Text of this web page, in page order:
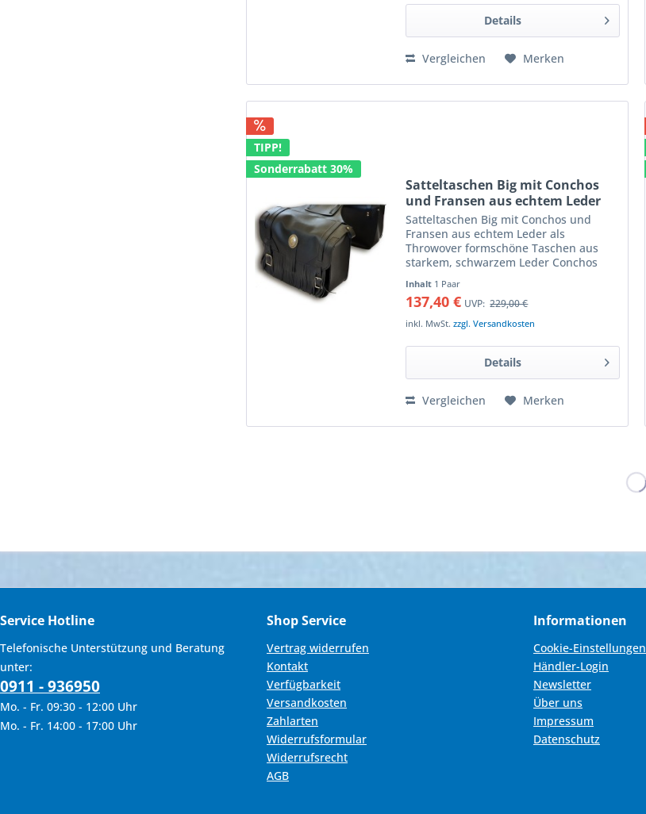
Details
Vergleichen Merken
TIPP!
Sonderrabatt 30%
Satteltaschen Big mit Conchos
und Fransen aus echtem Leder
Satteltaschen Big mit Conchos und
Fransen aus echtem Leder als
Throwover formschöne Taschen aus
starkem, schwarzem Leder Conchos
einzigartige Optik Verbindungslasche
ermöglicht es sie einfach über oder...
Inhalt 1 Paar
137,40 € UVP: 229,00 €
inkl. MwSt.zzgl. Versandkosten
Details
Vergleichen Merken
Service Hotline
Telefonische Unterstützung und Beratung
unter:
0911 - 936950
Mo. - Fr. 09:30 - 12:00 Uhr
Mo. - Fr. 14:00 - 17:00 Uhr
Shop Service
Vertrag widerrufen
Kontakt
Verfügbarkeit
Versandkosten
Zahlarten
Widerrufsformular
Widerrufsrecht
AGB
Informationen
Cookie-Einstellungen
Händler-Login
Newsletter
Über uns
Impressum
Datenschutz